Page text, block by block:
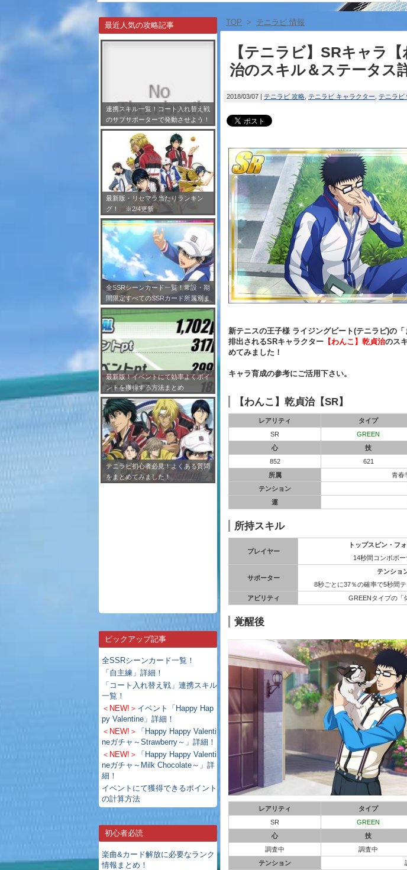
最近人気の攻略記事
連携スキル一覧！コート入れ替え戦
のサブサポーターで発動させよう！
※7/24更新
最新版・リセマラ当たりランキン
グ！ ※2/4更新
全SSRシーンカード一覧！常設・期
間限定すべてのSSRカード所属別ま
とめ！※2/4更新
最新版！イベントにて効率よくポイ
ントを獲得する方法まとめ
テニラビ初心者必見！よくある質問
をまとめてみました！
ピックアップ記事
全SSRシーンカード一覧！
「自主練」詳細！
「コート入れ替え戦」連携スキル
一覧！
＜NEW!＞ イベント「Happy Hap
py Valentine」詳細！
＜NEW!＞
「Happy Happy Valenti
neガチャ～Strawberry～」詳細！
＜NEW!＞
「Happy Happy Valenti
neガチャ～Milk Chocolate～」詳
細！
イベントにて獲得できるポイント
の計算方法
初心者必読
楽曲&カード解放に必要なランク
情報まとめ！
TOP > テニラビ 情報
【テニラビ】SRキャラ
治のスキル＆ステータス
2018/03/07 テニラビ 攻略 テニラビ キャラクター テニラビ
新テニスの王子様 ライジングビート(テニラビ)の
排出されるSRキャラクター 【わんこ】乾貞治のス
めてみました！
キャラ育成の参考にご活用下さい。
【わんこ】乾貞治【SR】
レアリティ タイプ
SR
GREEN
心
技
852
621
所属
青春
テンション
運
所持スキル
プレイヤー
トップスピン・フ
14秒間コンボボ
サポーター
テンショ
8秒ごとに37％の確率で5秒間
アビリティ
GREENタイプの「
覚醒後
レアリティ タイプ
SR
GREEN
心
技
調査中
調査中
テンション